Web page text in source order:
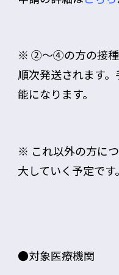
※ ②～④の方の接種
順次発送されます
能になります。
※ これ以外の方に
大していく予定です。
●対象医療機関